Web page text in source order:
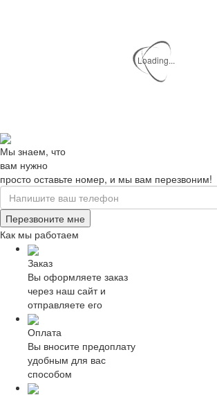
Loading...
Мы знаем, что
вам нужно
просто оставьте номер, и мы вам перезвоним!
Перезвоните мне
Как мы работаем
Заказ
Вы оформляете заказ
через наш сайт и
отправляете его
Оплата
Вы вносите предоплату
удобным для вас
способом